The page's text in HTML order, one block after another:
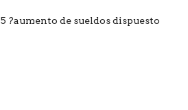
?aumento de sueldos dispuesto